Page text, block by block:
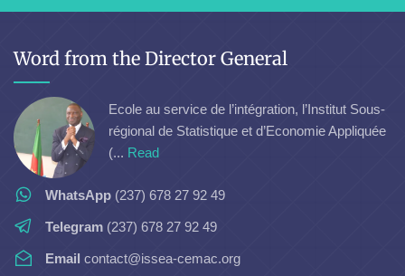
Word from the Director General
Ecole au service de l’intégration, l’Institut Sous-
régional de Statistique et d’Economie Appliquée
(... Read
WhatsApp (237) 678 27 92 49
Telegram (237) 678 27 92 49
Email contact@issea-cemac.org